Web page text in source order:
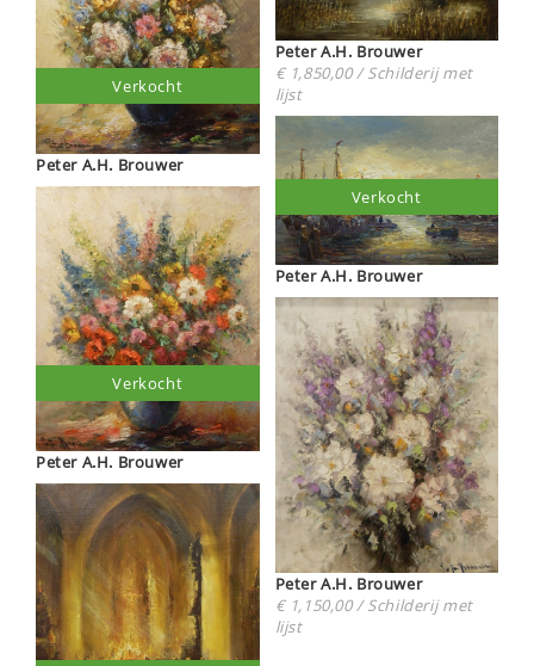
Peter A.H. Brouwer
Verkocht
Peter A.H. Brouwer
Verkocht
Peter A.H. Brouwer
€ 1,850,00 / Schilderij met
lijst
Peter A.H. Brouwer
Verkocht
Peter A.H. Brouwer
€ 1,150,00 / Schilderij met
lijst